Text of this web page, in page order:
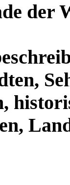
der